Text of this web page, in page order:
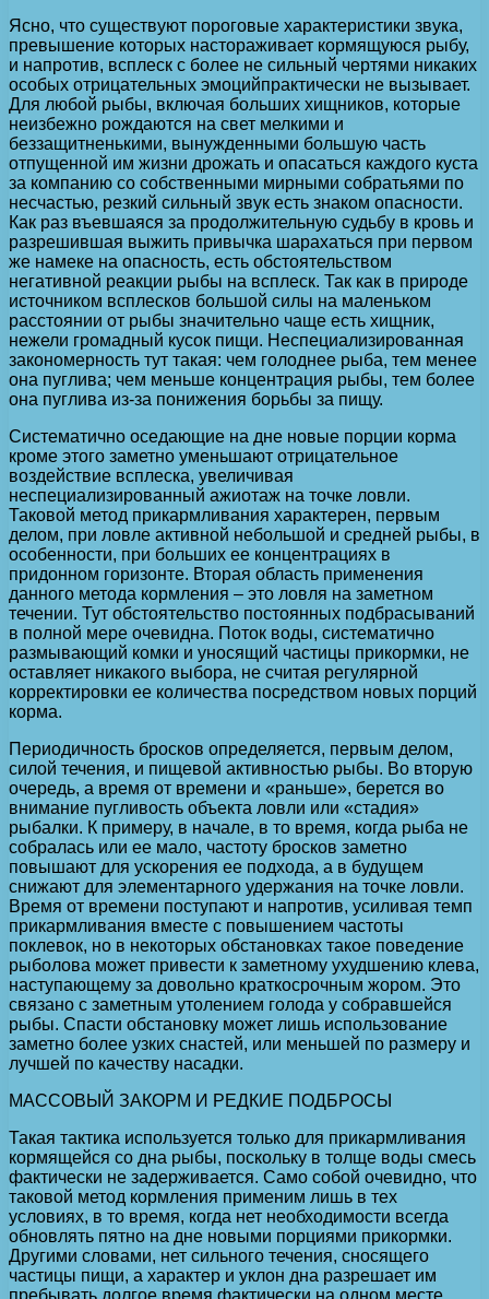
Ясно, что существуют пороговые характеристики звука,
превышение которых настораживает кормящуюся рыбу,
и напротив, всплеск с более не сильный чертями никаких
особых отрицательных эмоцийпрактически не вызывает.
Для любой рыбы, включая больших хищников, которые
неизбежно рождаются на свет мелкими и
беззащитненькими, вынужденными большую часть
отпущенной им жизни дрожать и опасаться каждого куста
за компанию со собственными мирными собратьями по
несчастью, резкий сильный звук есть знаком опасности.
Как раз въевшаяся за продолжительную судьбу в кровь и
разрешившая выжить привычка шарахаться при первом
же намеке на опасность, есть обстоятельством
негативной реакции рыбы на всплеск. Так как в природе
источником всплесков большой силы на маленьком
расстоянии от рыбы значительно чаще есть хищник,
нежели громадный кусок пищи. Неспециализированная
закономерность тут такая: чем голоднее рыба, тем менее
она пуглива; чем меньше концентрация рыбы, тем более
она пуглива из-за понижения борьбы за пищу.
Систематично оседающие на дне новые порции корма
кроме этого заметно уменьшают отрицательное
воздействие всплеска, увеличивая
неспециализированный ажиотаж на точке ловли.
Таковой метод прикармливания характерен, первым
делом, при ловле активной небольшой и средней рыбы, в
особенности, при больших ее концентрациях в
придонном горизонте. Вторая область применения
данного метода кормления – это ловля на заметном
течении. Тут обстоятельство постоянных подбрасываний
в полной мере очевидна. Поток воды, систематично
размывающий комки и уносящий частицы прикормки, не
оставляет никакого выбора, не считая регулярной
корректировки ее количества посредством новых порций
корма.
Периодичность бросков определяется, первым делом,
силой течения, и пищевой активностью рыбы. Во вторую
очередь, а время от времени и «раньше», берется во
внимание пугливость объекта ловли или «стадия»
рыбалки. К примеру, в начале, в то время, когда рыба не
собралась или ее мало, частоту бросков заметно
повышают для ускорения ее подхода, а в будущем
снижают для элементарного удержания на точке ловли.
Время от времени поступают и напротив, усиливая темп
прикармливания вместе с повышением частоты
поклевок, но в некоторых обстановках такое поведение
рыболова может привести к заметному ухудшению клева,
наступающему за довольно краткосрочным жором. Это
связано с заметным утолением голода у собравшейся
рыбы. Спасти обстановку может лишь использование
заметно более узких снастей, или меньшей по размеру и
лучшей по качеству насадки.
МАССОВЫЙ ЗАКОРМ И РЕДКИЕ ПОДБРОСЫ
Такая тактика используется только для прикармливания
кормящейся со дна рыбы, поскольку в толще воды смесь
фактически не задерживается. Само собой очевидно, что
таковой метод кормления применим лишь в тех
условиях, в то время, когда нет необходимости всегда
обновлять пятно на дне новыми порциями прикормки.
Другими словами, нет сильного течения, сносящего
частицы пищи, а характер и уклон дна разрешает им